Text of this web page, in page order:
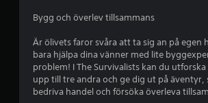
Bygg och överlev tillsammans
Är ölivets faror svåra att ta sig an på egen
bara hjälpa dina vänner med lite
problem! I The Survivalists kan du
upp till tre andra och ge dig ut på äventyr,
bedriva handel och försöka överleva